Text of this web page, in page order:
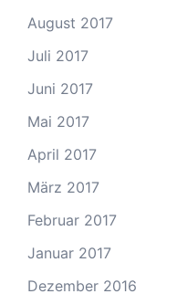
August 2017
Juli 2017
Juni 2017
Mai 2017
April 2017
März 2017
Februar 2017
Januar 2017
Dezember 2016